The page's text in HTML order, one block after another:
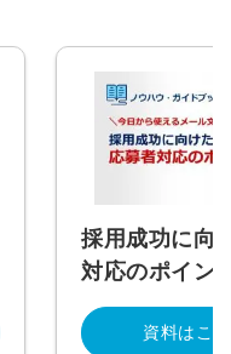
採用成功に向
対応のポイン
資料はこ